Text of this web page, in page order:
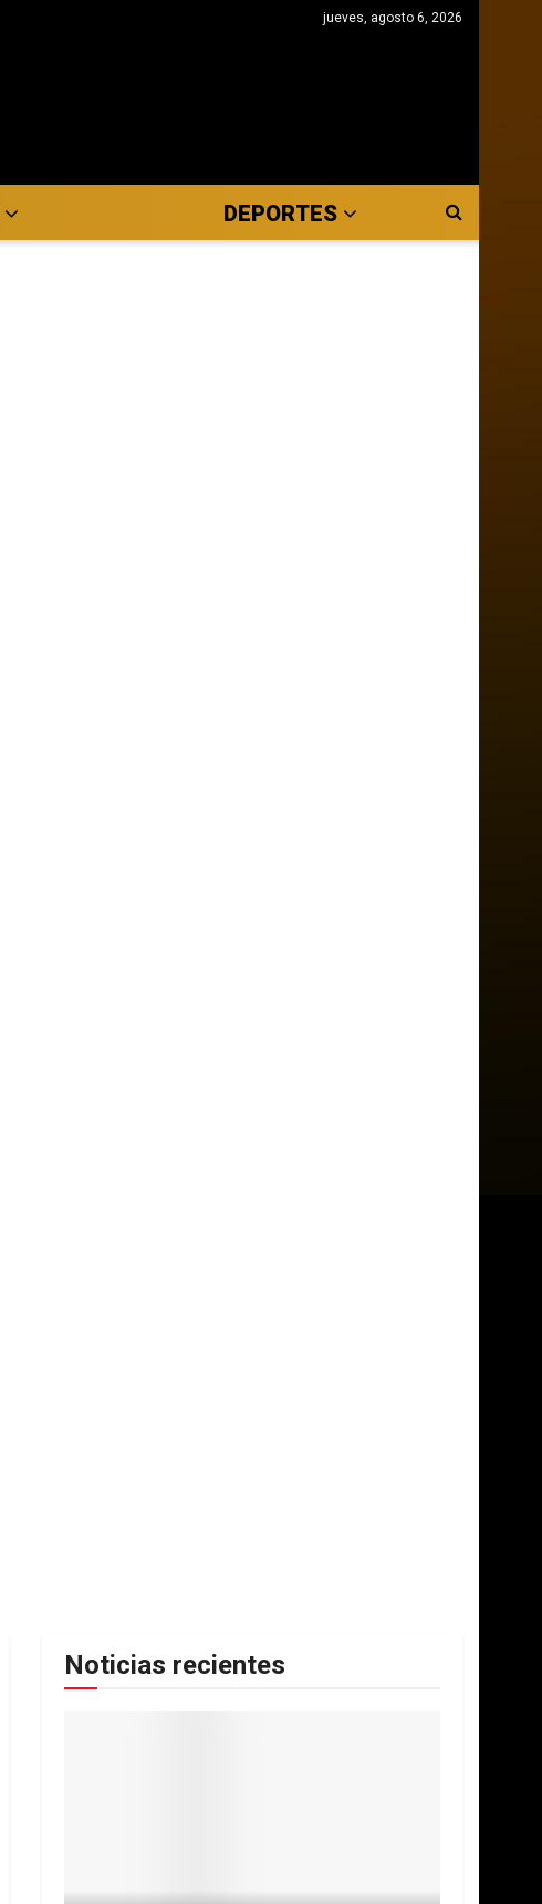
jueves, agosto 6, 2026
DEPORTES
Noticias recientes